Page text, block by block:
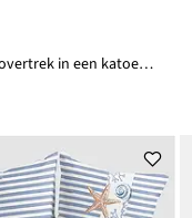
Dekbedovertrek in een katoenmix